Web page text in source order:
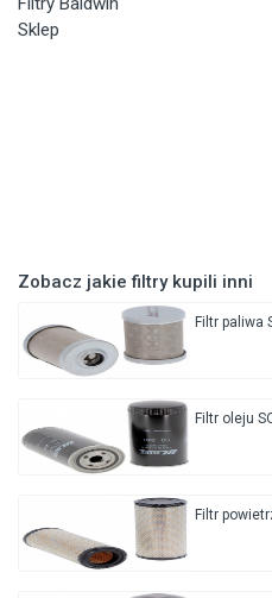
Sklep
Zobacz jakie filtry kupili inni
Filtr paliwa
Filtr oleju
Filtr